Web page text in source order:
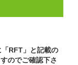
RFT」と記載の
のでご確認下さ